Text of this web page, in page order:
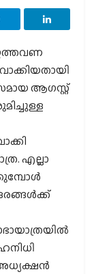
ആഗസ്റ്റ്
എല്ലാ